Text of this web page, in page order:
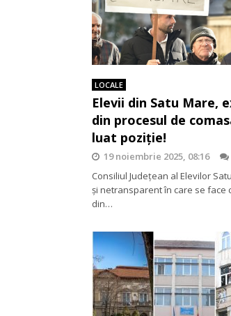
LOCALE
Elevii din Satu Mare,
din procesul de
luat poziţie!
19 noiembrie 2025, 08:16
Consiliul Județean al Elevilor
și netransparent în care se face
din…